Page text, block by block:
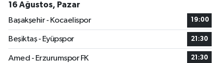
16 Ağustos, Pazar
Başakşehir - Kocaelispor
19:00
Beşiktaş - Eyüpspor 21:30
Amed - Erzurumspor FK 21:30